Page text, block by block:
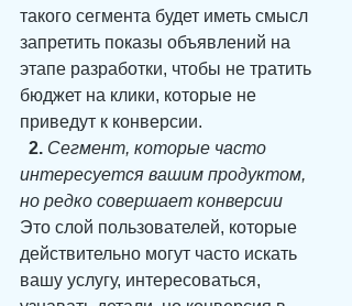
такого сегмента будет иметь смысл
запретить показы объявлений на
этапе разработки, чтобы не тратить
бюджет на клики, которые не
приведут к конверсии.
2. Сегмент, которые часто
интересуется вашим продуктом,
но редко совершает конверсии
Это слой пользователей, которые
действительно могут часто искать
вашу услугу, интересоваться,